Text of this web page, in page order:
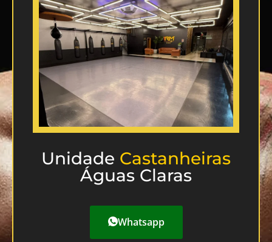
Unidade Castanheiras
Águas Claras
Whatsapp